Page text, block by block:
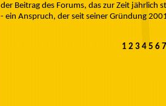
der Beitrag des Forums, das zur Zeit jährlich
- ein Anspruch, der seit seiner Gründung
1 2 3 4 5 6 7